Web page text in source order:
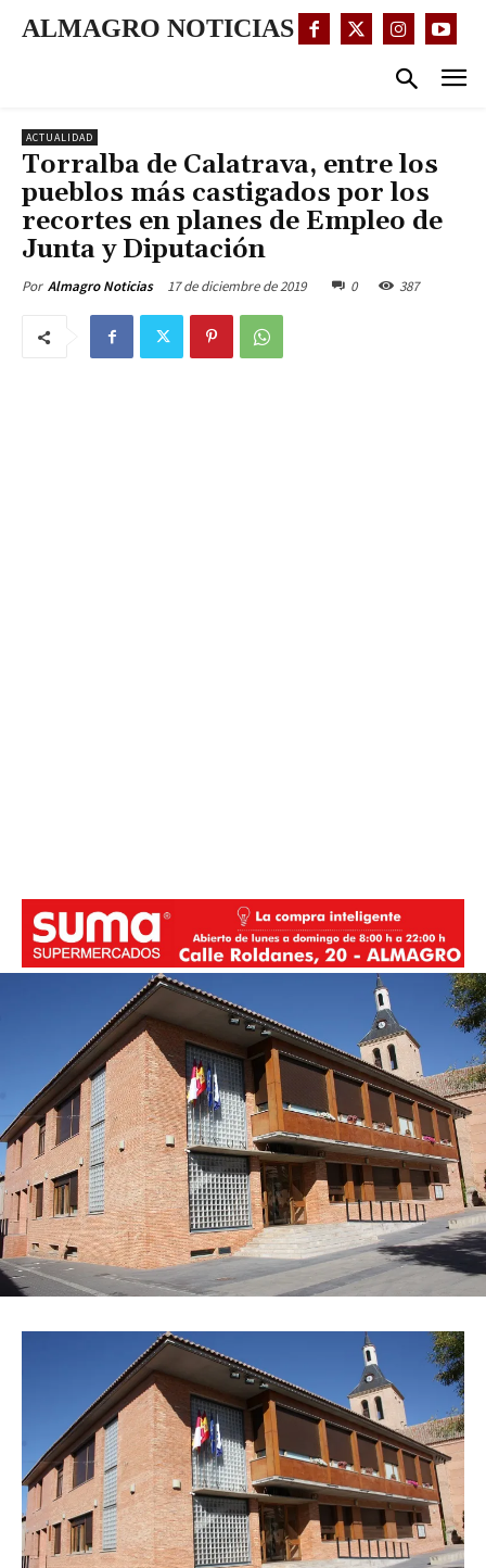
ALMAGRO NOTICIAS
ACTUALIDAD
Torralba de Calatrava, entre los
pueblos más castigados por los
recortes en planes de Empleo de
Junta y Diputación
Por Almagro Noticias 17 de diciembre de 2019 0 387